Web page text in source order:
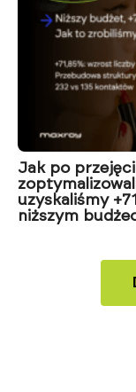
Jak po
uzyskaliśmy
niższym